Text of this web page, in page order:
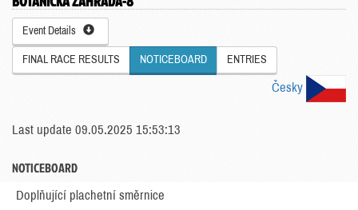
Event Details
FINAL RACE RESULTS NOTICEBOARD ENTRIES
Česky
Last update 09.05.2025 15:53:13
NOTICEBOARD
Doplňující plachetní směrnice